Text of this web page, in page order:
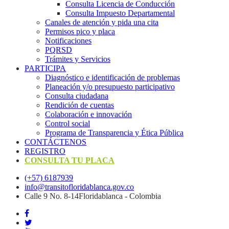
Consulta Licencia de Conducción
Consulta Impuesto Departamental
Canales de atención y pida una cita
Permisos pico y placa
Notificaciones
PQRSD
Trámites y Servicios
PARTICIPA
Diagnóstico e identificación de problemas
Planeación y/o presupuesto participativo​
Consulta ciudadana
Rendición de cuentas
Colaboración e innovación
Control social
Programa de Transparencia y Ética Pública
CONTÁCTENOS
REGISTRO
CONSULTA TU PLACA
(+57) 6187939
info@transitofloridablanca.gov.co
Calle 9 No. 8-14Floridablanca - Colombia